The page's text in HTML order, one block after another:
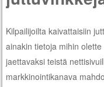
Kilpailijoilta kaivattaisiin
ainakin tietoja mihin
jaettavaksi teistä
markkinointikanava